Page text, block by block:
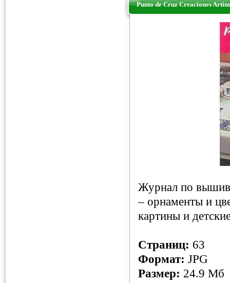
Punto de Cruz Creaciones
Журнал по
– орнаменты и
картины и
Страниц: 63
Формат: JPG
Размер: 24.9 Мб